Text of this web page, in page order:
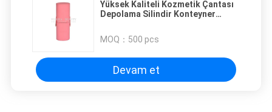
Yüksek Kaliteli Kozmetik Çantası
Depolama Silindir Konteyner
Taşınabilir
MOQ： 500 pcs
Devam et